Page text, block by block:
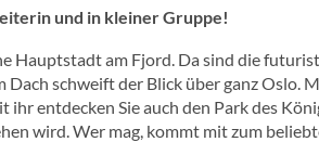
und in kleiner Gruppe!
Hauptstadt am Fjord. Da sind die
schweift der Blick über ganz Oslo.
entdecken Sie auch den Park des
wird. Wer mag, kommt mit zum